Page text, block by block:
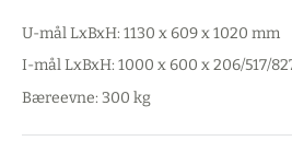
U-mål LxBxH: 1130 x 609 x 1020 mm
I-mål LxBxH: 1000 x 600 x 206/517/
Bæreevne: 300 kg